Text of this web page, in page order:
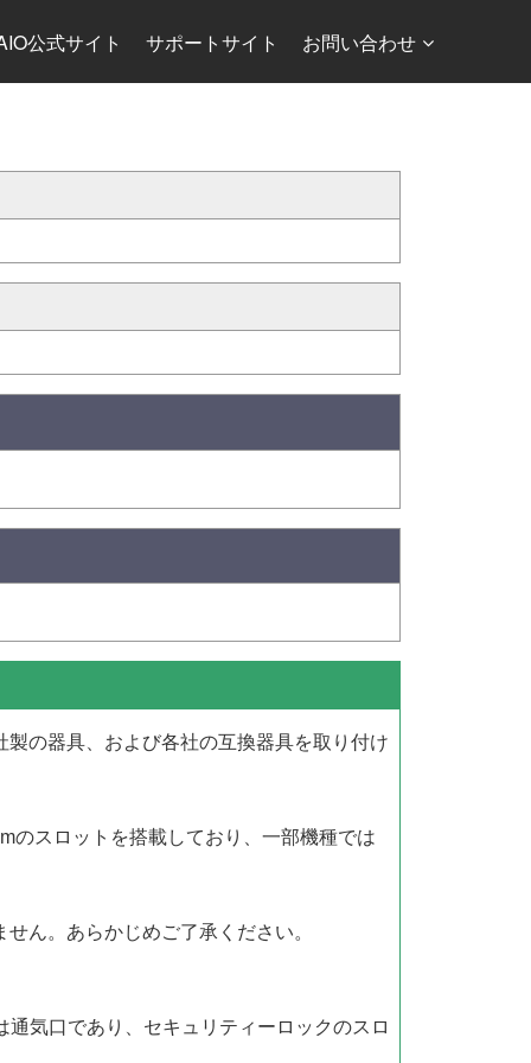
公式サイト サポートサイト お問い合わせ
の器具、および各社の互換器具を取り付け
のスロットを搭載しており、一部機種では
ん。あらかじめご了承ください。
気口であり、セキュリティーロックのスロ